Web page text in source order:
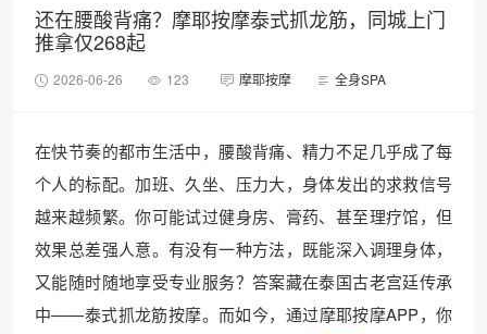
还在腰酸背痛？摩耶按摩泰式抓龙筋，同城上门
推拿仅268起
2026-06-26 123 摩耶按摩 全身SPA
在快节奏的都市生活中，腰酸背痛、精力不足几乎成了每
个人的标配。加班、久坐、压力大，身体发出的求救信号
越来越频繁。你可能试过健身房、膏药、甚至理疗馆，但
效果总差强人意。有没有一种方法，既能深入调理身体，
又能随时随地享受专业服务？答案藏在泰国古老宫廷传承
中——泰式抓龙筋按摩。而如今，通过摩耶按摩APP，你